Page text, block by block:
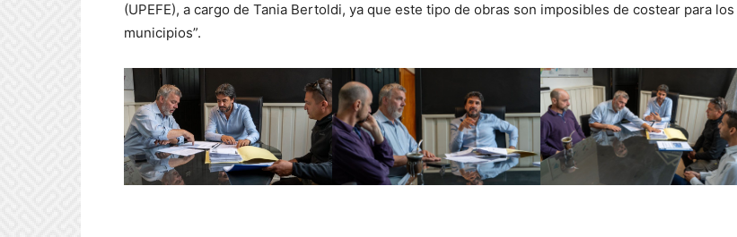
(UPEFE), a cargo de Tania Bertoldi, ya que este tipo de obras son imposibles de costear para los
municipios”.